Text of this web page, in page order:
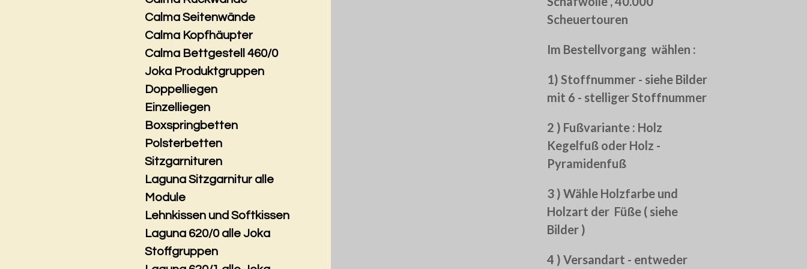
Scheuertouren
Im Bestellvorgang wählen :
1) Stoffnummer - siehe Bilder
mit 6 - stelliger Stoffnummer
2 ) Fußvariante : Holz
Kegelfuß oder Holz -
Pyramidenfuß
3 ) Wähle Holzfarbe und
Holzart der Füße ( siehe
Bilder )
4 ) Versandart - entweder
Calma Seitenwände
Calma Kopfhäupter
Calma Bettgestell 460/0
Joka Produktgruppen
Doppelliegen
Einzelliegen
Boxspringbetten
Polsterbetten
Sitzgarnituren
Laguna Sitzgarnitur alle
Module
Lehnkissen und Softkissen
Laguna 620/0 alle Joka
Stoffgruppen